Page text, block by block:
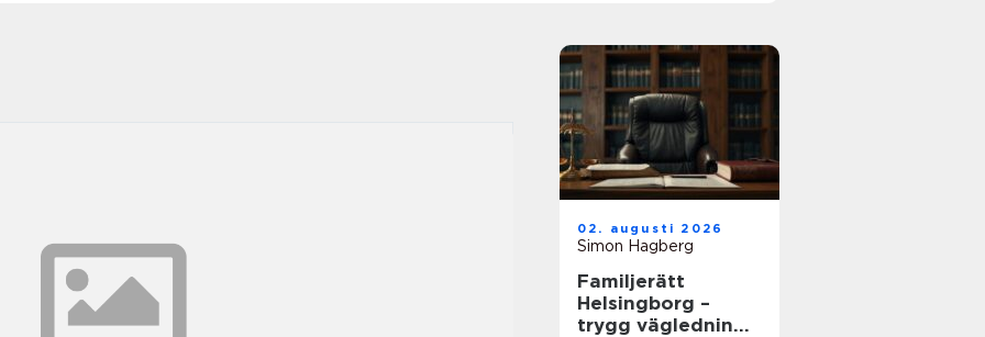
02. augusti 2026
Simon Hagberg
Familjerätt
Helsingborg –
trygg vägledning i